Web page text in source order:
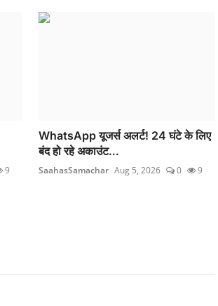
9
WhatsApp यूजर्स अलर्ट! 24 घंटे के लिए
बंद हो रहे अकाउंट...
SaahasSamachar Aug 5, 2026 0 9